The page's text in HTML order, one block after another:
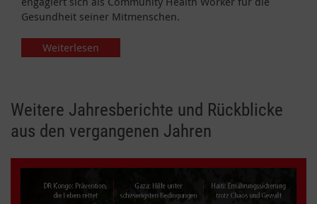
Gesundheit seiner Mitmenschen.
Weiterlesen
Weitere Jahresberichte und Rückblicke
aus den vergangenen Jahren